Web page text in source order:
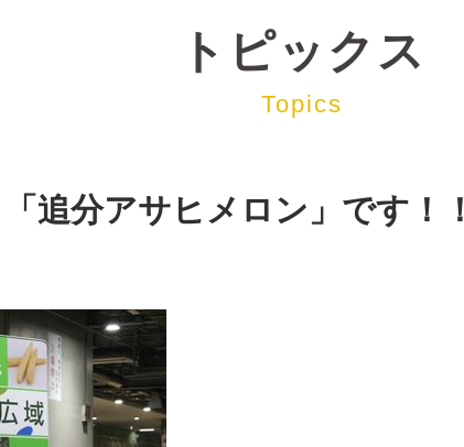
トピックス
Topics
追分アサヒメロン」です！！